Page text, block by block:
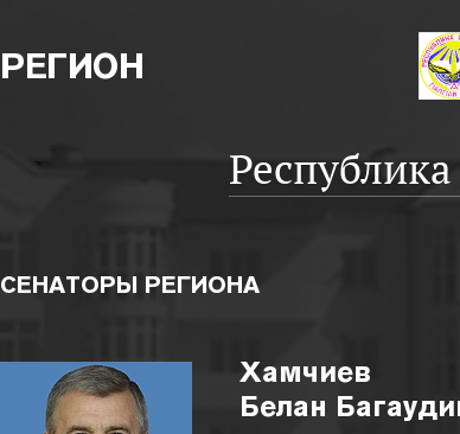
РЕГИОН
СЕНАТОРЫ РЕГИОНА
Хамчиев
Белан